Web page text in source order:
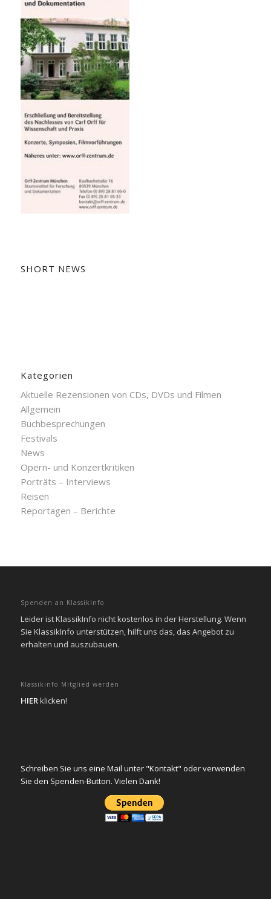
SHORT NEWS
Kategorien
Aktuelle Rezensionen von CDs, DVDs und Filmen
Allgemein
Buchbesprechungen
Festivals
News
Opern- und Konzertkritiken
Porträts – Interviews
Reisen
Reportagen – Berichte
Spenden an KlassikInfo
Leider ist KlassikInfo nicht kostenlos in der Herstellung. Wenn
Sie KlassikInfo unterstützen, hilft uns das, das Angebot zu
erhalten und auszubauen.
Klassikinfo Mitglied werden
HIERklicken!
Schreiben Sie uns eine Mail unter "Kontakt" oder verwenden
Sie den Spenden-Button. Vielen Dank!